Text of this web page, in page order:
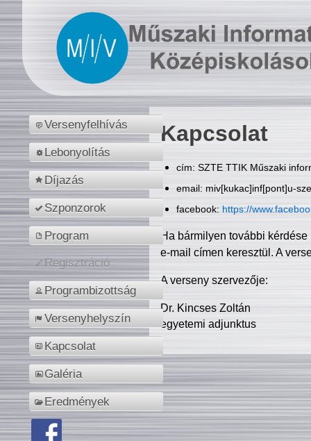
Versenyfelhívás
Lebonyolítás
Díjazás
Szponzorok
Program
Regisztráció
Programbizottság
Versenyhelyszín
Kapcsolat
Galéria
Eredmények
Kapcsolat
cím: SZTE TTIK Műszaki
email: miv[kukac]inf[pont]u-
facebook: https://
Ha bármilyen további
e-mail címen keresztül. A
A verseny szervezője:
Dr. Kincses Zoltán
egyetemi adjunktus